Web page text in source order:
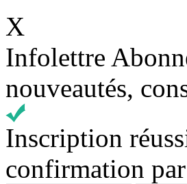
X
Infolettre
nouveautés,
Inscription
confirmation